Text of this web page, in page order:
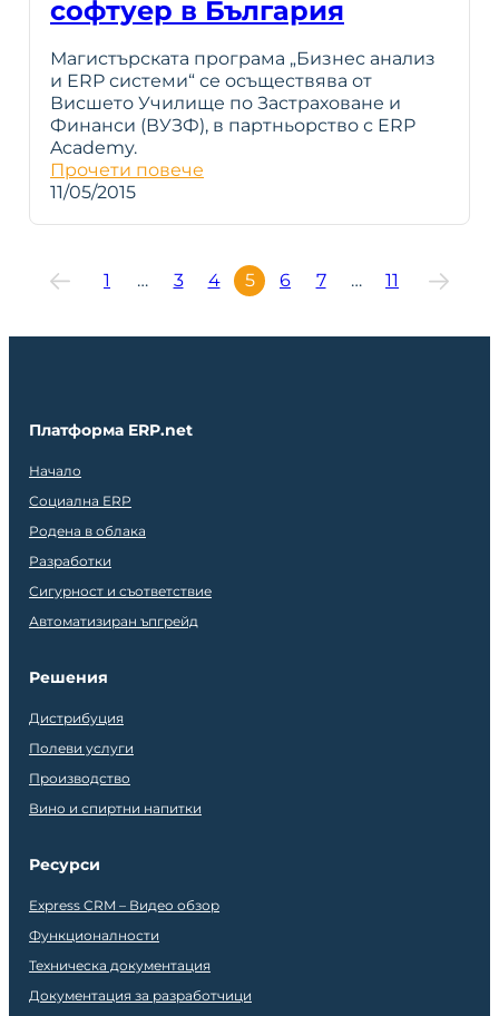
софтуер в България
Магистърската програма „Бизнес анализ
и ERP системи“ се осъществява от
Висшето Училище по Застраховане и
Финанси (ВУЗФ), в партньорство с ERP
Academy.
Прочети повече
11/05/2015
1 … 3 4 5 6 7 … 11
Платформа ERP.net
Начало
Социална ERP
Родена в облака
Разработки
Сигурност и съответствие
Автоматизиран ъпгрейд
Решения
Дистрибуция
Полеви услуги
Производство
Вино и спиртни напитки
Ресурси
Express CRM – Видео обзор
Функционалности
Техническа документация
Документация за разработчици